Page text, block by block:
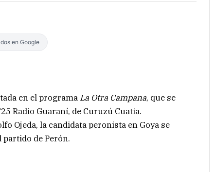
en Google
en el programa La Otra Campana, que se
Radio Guaraní, de Curuzú Cuatia.
Ojeda, la candidata peronista en Goya se
de Perón.